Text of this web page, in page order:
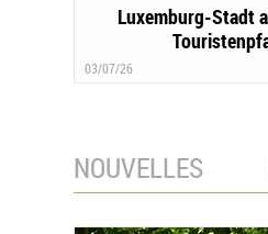
Luxemburg-Stadt
03/07/26
NOUVELLES